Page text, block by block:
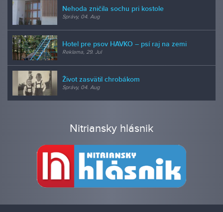
Nehoda zničila sochu pri kostole
Správy, 04. Aug
Hotel pre psov HAVKO – psí raj na zemi
Reklama, 29. Jul
Život zasvätil chrobákom
Správy, 04. Aug
Nitriansky hlásnik